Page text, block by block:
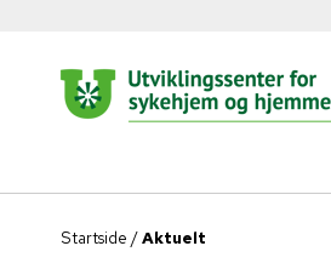
Startside /Aktuelt